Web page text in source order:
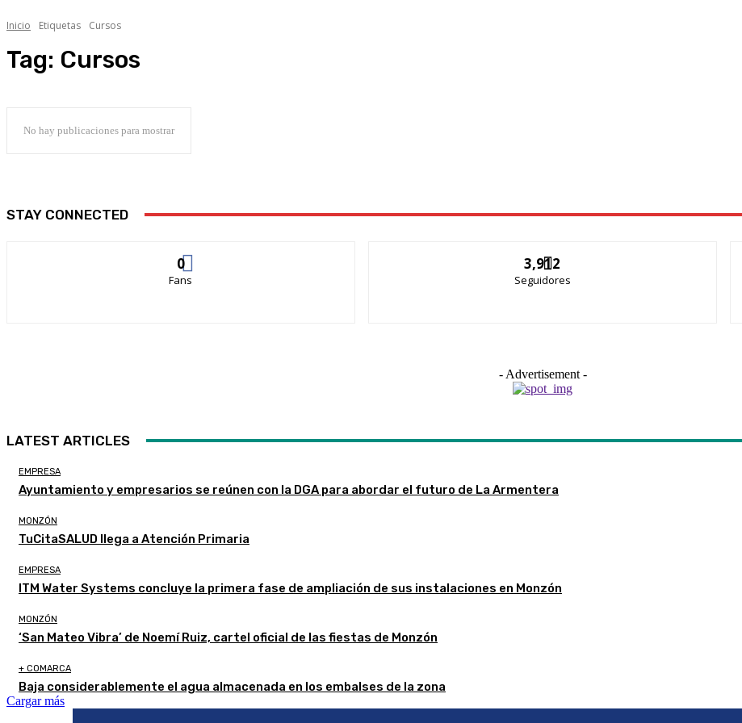
Inicio Etiquetas Cursos
Tag: Cursos
No hay publicaciones para mostrar
STAY CONNECTED
0
Fans
3,912
Seguidores
- Advertisement -
LATEST ARTICLES
EMPRESA
Ayuntamiento y empresarios se reúnen con la DGA para abordar el futuro de La Armentera
MONZÓN
TuCitaSALUD llega a Atención Primaria
EMPRESA
ITM Water Systems concluye la primera fase de ampliación de sus instalaciones en Monzón
MONZÓN
‘San Mateo Vibra’ de Noemí Ruiz, cartel oficial de las fiestas de Monzón
+ COMARCA
Baja considerablemente el agua almacenada en los embalses de la zona
Cargar más